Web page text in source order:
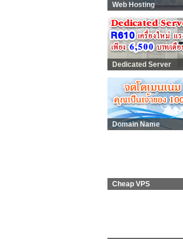
Web Hosting
Dedicated Server
Domain Name
Cheap VPS